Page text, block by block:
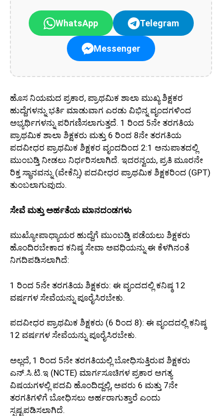
WhatsApp Telegram
Messenger
ಹೊಸ ನಿಯಮದ ಪ್ರಕಾರ, ಪ್ರಾಥಮಿಕ ಶಾಲಾ ಮುಖ್ಯ ಶಿಕ್ಷಕರ
ಹುದ್ದೆಗಳನ್ನು ಭರ್ತಿ ಮಾಡುವಾಗ ಎರಡು ವಿಭಿನ್ನ ವೃಂದಗಳಿಂದ
ಅಭ್ಯರ್ಥಿಗಳನ್ನು ಪರಿಗಣಿಸಲಾಗುತ್ತದೆ. 1 ರಿಂದ 5ನೇ ತರಗತಿಯ
ಪ್ರಾಥಮಿಕ ಶಾಲಾ ಶಿಕ್ಷಕರು ಮತ್ತು 6 ರಿಂದ 8ನೇ ತರಗತಿಯ
ಪದವೀಧರ ಪ್ರಾಥಮಿಕ ಶಿಕ್ಷಕರ ವೃಂದದಿಂದ 2:1 ಅನುಪಾತದಲ್ಲಿ
ಮುಂಬಡ್ತಿ ನೀಡಲು ನಿರ್ಧರಿಸಲಾಗಿದೆ. ಇದರನ್ವಯ, ಪ್ರತಿ ಮೂರನೇ
ರಿಕ್ತ ಸ್ಥಾನವನ್ನು (ವೇಕೆನ್ಸಿ) ಪದವೀಧರ ಪ್ರಾಥಮಿಕ ಶಿಕ್ಷಕರಿಂದ (GPT)
ತುಂಬಲಾಗುವುದು.
ಸೇವೆ ಮತ್ತು ಅರ್ಹತೆಯ ಮಾನದಂಡಗಳು
ಮುಖ್ಯೋಪಾಧ್ಯಾಯರ ಹುದ್ದೆಗೆ ಮುಂಬಡ್ತಿ ಪಡೆಯಲು ಶಿಕ್ಷಕರು
ಹೊಂದಿರಬೇಕಾದ ಕನಿಷ್ಠ ಸೇವಾ ಅವಧಿಯನ್ನು ಈ ಕೆಳಗಿನಂತೆ
ನಿಗದಿಪಡಿಸಲಾಗಿದೆ:
1 ರಿಂದ 5ನೇ ತರಗತಿಯ ಶಿಕ್ಷಕರು: ಈ ವೃಂದದಲ್ಲಿ ಕನಿಷ್ಠ 12
ವರ್ಷಗಳ ಸೇವೆಯನ್ನು ಪೂರೈಸಿರಬೇಕು.
ಪದವೀಧರ ಪ್ರಾಥಮಿಕ ಶಿಕ್ಷಕರು (6 ರಿಂದ 8): ಈ ವೃಂದದಲ್ಲಿ ಕನಿಷ್ಠ
12 ವರ್ಷಗಳ ಸೇವೆಯನ್ನು ಪೂರೈಸಿರಬೇಕು.
ಅಲ್ಲದೆ, 1 ರಿಂದ 5ನೇ ತರಗತಿಯಲ್ಲಿ ಬೋಧಿಸುತ್ತಿರುವ ಶಿಕ್ಷಕರು
ಎನ್.ಸಿ.ಟಿ.ಇ (NCTE) ಮಾರ್ಗಸೂಚಿಗಳ ಪ್ರಕಾರ ಅಗತ್ಯ
ವಿಷಯಗಳಲ್ಲಿ ಪದವಿ ಹೊಂದಿದ್ದಲ್ಲಿ, ಅವರು 6 ಮತ್ತು 7ನೇ
ತರಗತಿಗಳಿಗೆ ಬೋಧಿಸಲು ಅರ್ಹರಾಗುತ್ತಾರೆ ಎಂದು
ಸ್ಪಷ್ಟಪಡಿಸಲಾಗಿದೆ.